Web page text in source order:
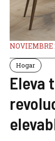
NOVIEMBRE
Hogar
Eleva